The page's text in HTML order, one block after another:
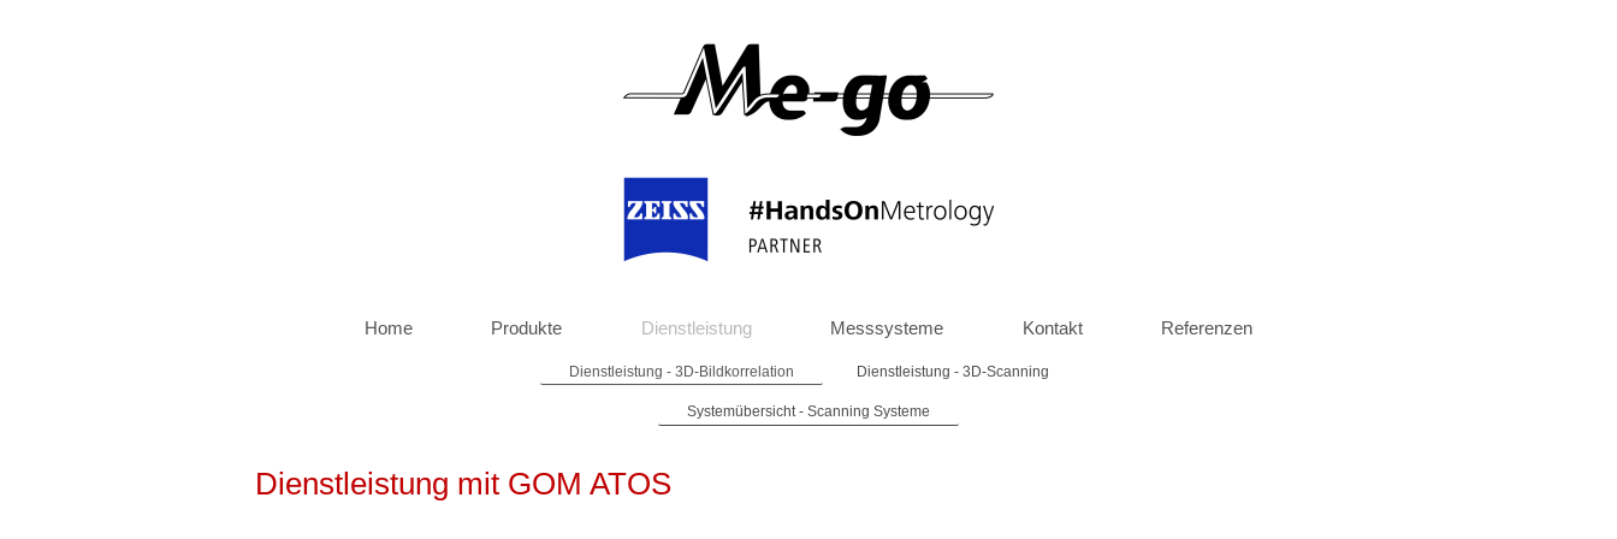
Home Produkte Dienstleistung Messsysteme Kontakt Referenzen
Dienstleistung - 3D-Bildkorrelation Dienstleistung - 3D-Scanning
Systemübersicht - Scanning Systeme
Dienstleistung mit GOM ATOS